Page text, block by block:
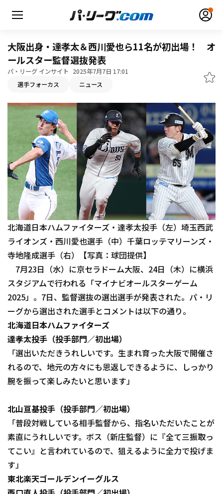
無料アカウント登録
HOME
動画
日程・結果
順位表･成績
1軍公式戦
ファーム東地区
ファーム中地区
ファーム西地区
交流戦
選手名鑑
選手名鑑トップ
北海道日本ハムファイターズ
東北楽天ゴールデンイーグルス
埼玉西武ライオンズ
千葉ロッテマリーンズ
オリックス・バファローズ
福岡ソフトバンクホークス
ニュース
設定
大阪出身・達孝太＆西川愛也ら11名が初出場！ オ
ールスター監督選抜発表
パ・リーグ インサイト 2025年7月7日 17:01
選手フォーカス ニュース
北海道日本ハムファイターズ・達孝太投手（左）埼玉西武
ライオンズ・西川愛也選手（中）千葉ロッテマリーンズ・
寺地隆成選手（右）【写真：球団提供】
7月23日（水）に京セラドーム大阪、24日（木）に横浜
スタジアムで行われる「マイナビオールスターゲーム
2025」。7日、監督選抜の選出選手が発表された。パ・リ
ーグから選出された選手とコメントは以下の通り。
北海道日本ハムファイターズ
達孝太投手（投手部門／初出場）
「選出いただきうれしいです。生まれ育った大阪で開催さ
れるので、地元の方々にも恩返しできるように、しっかり
腕を振って楽しみたいと思います」
北山亘基投手（投手部門／初出場）
「普段対戦している相手監督から、指名いただいたことが
素直にうれしいです。ボス（新庄監督）に『全て三振取っ
てこい』と言われているので、狙えるように全力で投げま
す」
東北楽天ゴールデンイーグルス